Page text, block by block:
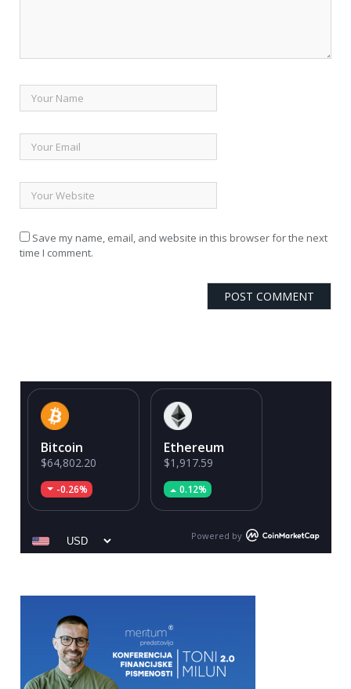
Save my name, email, and website in this browser for the next
time I comment.
Bitcoin
$64,802.20
-0.26%
Ethereum
$1,917.59
0.12%
Powered by